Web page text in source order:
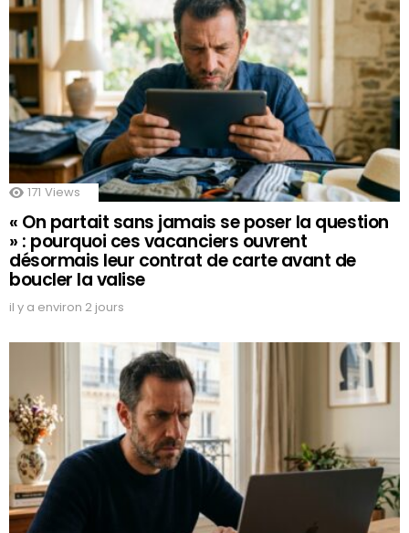
171 Views
« On partait sans jamais se poser la question
» : pourquoi ces vacanciers ouvrent
désormais leur contrat de carte avant de
boucler la valise
il y a environ 2 jours